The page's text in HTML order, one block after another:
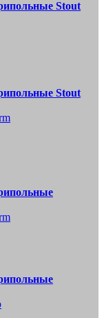
Stout
Stout